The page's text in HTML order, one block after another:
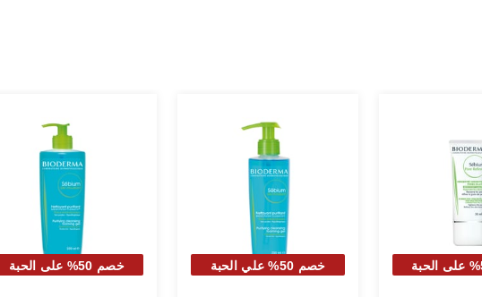
خصم 50% على الحبة
خصم 50% علي الحبة
خصم 50% على الحبة